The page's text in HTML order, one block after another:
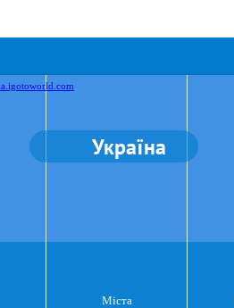
Україна
Міста